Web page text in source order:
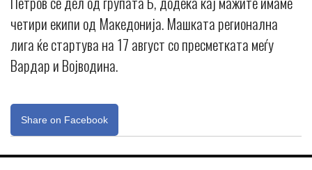
четири екипи од Македонија. Машката регионална
лига ќе стартува на 17 август со пресметката меѓу
Вардар и Војводина.
Share on Facebook